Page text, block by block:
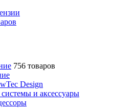
756 товаров
Design
и аксессуары